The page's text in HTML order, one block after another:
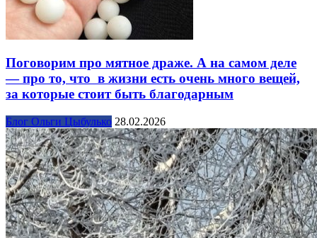
Поговорим про мятное драже. А на самом деле
— про то, что в жизни есть очень много вещей,
за которые стоит быть благодарным
Блог Ольги Цыбулько 28.02.2026